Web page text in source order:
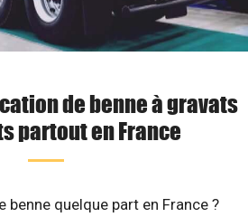
de benne à gravats
partout en France
benne quelque part en France ?